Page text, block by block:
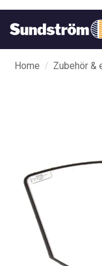
Home / Zubehör &